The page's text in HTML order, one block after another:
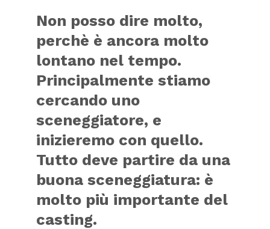
Non posso dire molto,
perchè è ancora molto
lontano nel tempo.
Principalmente stiamo
cercando uno
sceneggiatore, e
inizieremo con quello.
Tutto deve partire da una
buona sceneggiatura: è
molto più importante del
casting.